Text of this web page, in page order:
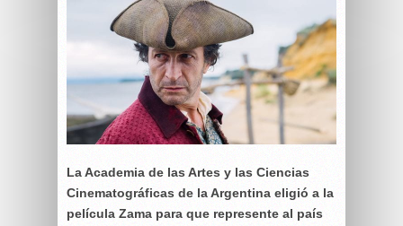
La Academia de las Artes y las Ciencias
Cinematográficas de la Argentina eligió a la
película Zama para que represente al país